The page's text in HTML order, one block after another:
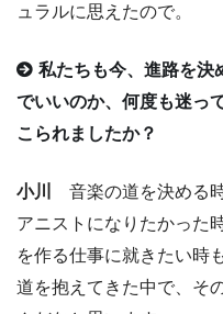
ュラルに思えたので。
私たちも今、進路を決
でいいのか、何度も迷っ
こられましたか？
小川
音楽の道を決める
アニストになりたかった
を作る仕事に就きたい時
道を抱えてきた中で、そ